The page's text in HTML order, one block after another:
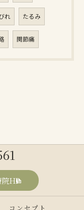
れ たるみ
関節痛
院HP
コンセプト